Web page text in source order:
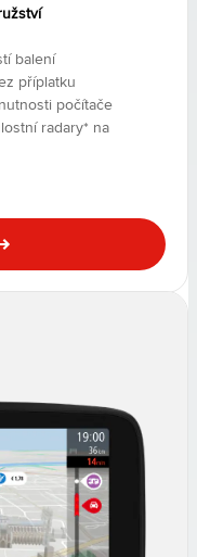
balení
příplatku
počítače
radary* na